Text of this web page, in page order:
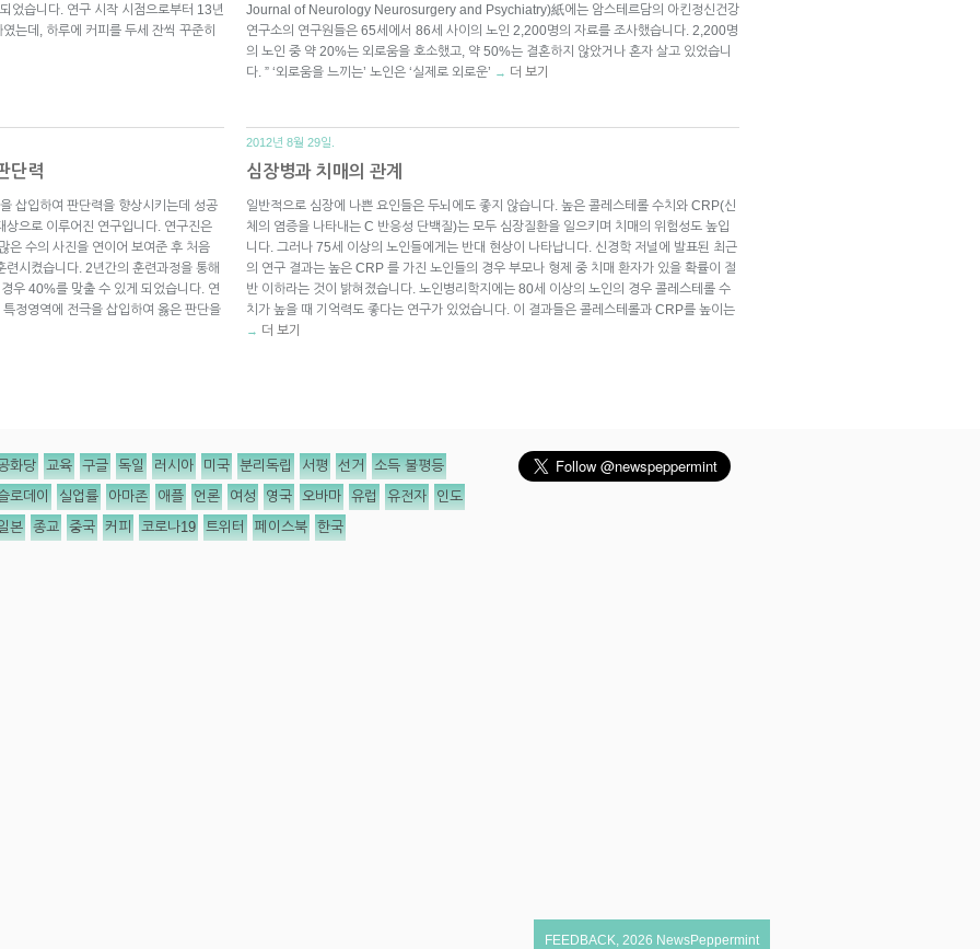
었습니다. 연구 시작 시점으로부터 13년
는데, 하루에 커피를 두세 잔씩 꾸준히
Journal of Neurology Neurosurgery and Psychiatry)紙에는 암스테르담의 아킨정신건강
연구소의 연구원들은 65세에서 86세 사이의 노인 2,200명의 자료를 조사했습니다. 2,200명
의 노인 중 약 20%는 외로움을 호소했고, 약 50%는 결혼하지 않았거나 혼자 살고 있었습니
다. ” ‘외로움을 느끼는’ 노인은 ‘실제로 외로운’ → 더 보기
단력
삽입하여 판단력을 향상시키는데 성공
으로 이루어진 연구입니다. 연구진은
은 수의 사진을 연이어 보여준 후 처음
시켰습니다. 2년간의 훈련과정을 통해
우 40%를 맞출 수 있게 되었습니다. 연
정영역에 전극을 삽입하여 옳은 판단을
2012년 8월 29일.
심장병과 치매의 관계
일반적으로 심장에 나쁜 요인들은 두뇌에도 좋지 않습니다. 높은 콜레스테롤 수치와 CRP(신
체의 염증을 나타내는 C 반응성 단백질)는 모두 심장질환을 일으키며 치매의 위험성도 높입
니다. 그러나 75세 이상의 노인들에게는 반대 현상이 나타납니다. 신경학 저널에 발표된 최근
의 연구 결과는 높은 CRP 를 가진 노인들의 경우 부모나 형제 중 치매 환자가 있을 확률이 절
반 이하라는 것이 밝혀졌습니다. 노인병리학지에는 80세 이상의 노인의 경우 콜레스테롤 수
치가 높을 때 기억력도 좋다는 연구가 있었습니다. 이 결과들은 콜레스테롤과 CRP를 높이는
→ 더 보기
화당 교육 구글 독일 러시아 미국 분리독립 서평 선거 소득 불평등
로데이 실업률 아마존 애플 언론 여성 영국 오바마 유럽 유전자 인도
본 종교 중국 커피 코로나19 트위터 페이스북 한국
FEEDBACK, 2026 NewsPeppermint